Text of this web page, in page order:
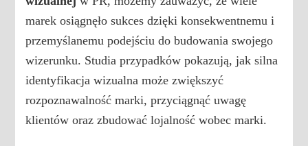
marek osiągnęło sukces dzięki konsekwentnemu i
przemyślanemu podejściu do budowania swojego
wizerunku. Studia przypadków pokazują, jak silna
identyfikacja wizualna może zwiększyć
rozpoznawalność marki, przyciągnąć uwagę
klientów oraz zbudować lojalność wobec marki.